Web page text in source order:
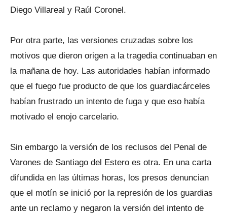
Diego Villareal y Raúl Coronel.
Por otra parte, las versiones cruzadas sobre los
motivos que dieron origen a la tragedia continuaban en
la mañana de hoy. Las autoridades habían informado
que el fuego fue producto de que los guardiacárceles
habían frustrado un intento de fuga y que eso había
motivado el enojo carcelario.
Sin embargo la versión de los reclusos del Penal de
Varones de Santiago del Estero es otra. En una carta
difundida en las últimas horas, los presos denuncian
que el motín se inició por la represión de los guardias
ante un reclamo y negaron la versión del intento de